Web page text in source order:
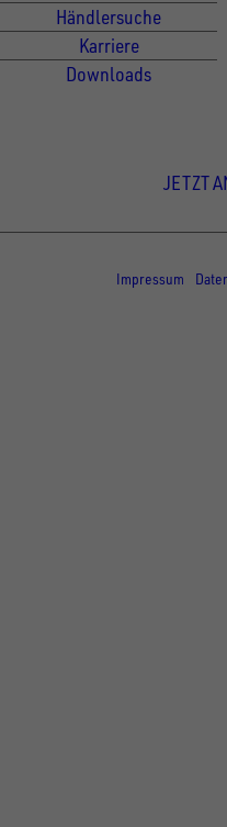
Händlersuche
Karriere
Downloads
JETZT
Impressum